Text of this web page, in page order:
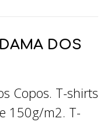
DOS
Copos. T-shirts
150g/m2. T-